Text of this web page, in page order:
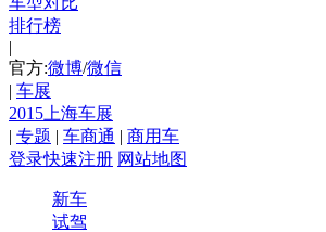
排行榜
|
官方:微博/微信
| 车展
2015上海车展
| 专题 | 车商通 | 商用车
登录快速注册 网站地图
新车
试驾